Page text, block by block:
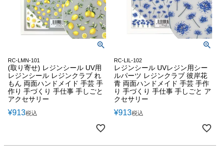
RC-LMN-101
(取り寄せ) レジンシール UV用
レジンシール レジンクラブ れ
もん 両面ハンドメイド 手芸 手
作り 手づくり 手仕事 手しごと
アクセサリー
¥913税込
RC-LIL-102
レジンシール UVレジン用シー
ルパーツ レジンクラブ 彼岸花
青 両面ハンドメイド 手芸 手作
り 手づくり 手仕事 手しごと ア
クセサリー
¥913税込